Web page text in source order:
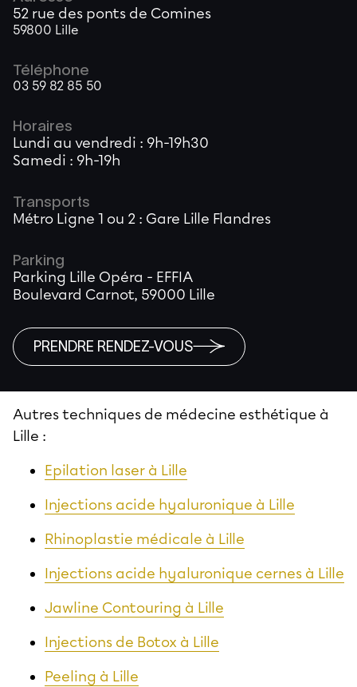
52 rue des ponts de Comines
59800 Lille
Téléphone
03 59 82 85 50
Horaires
Lundi au vendredi : 9h-19h30
Samedi : 9h-19h
Transports
Métro Ligne 1 ou 2 : Gare Lille Flandres
Parking
Parking Lille Opéra - EFFIA
Boulevard Carnot, 59000 Lille
PRENDRE RENDEZ-VOUS
Autres techniques de médecine esthétique à
Lille :
Epilation laser à Lille
Injections acide hyaluronique à Lille
Rhinoplastie médicale à Lille
Injections acide hyaluronique cernes à Lille
Jawline Contouring à Lille
Injections de Botox à Lille
Peeling à Lille